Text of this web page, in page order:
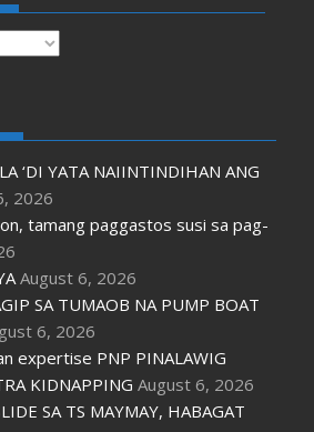
‘DI YATA NAIINTINDIHAN ANG
2026
tamang paggastos susi sa pag-
August 6, 2026
SA TUMAOB NA PUMP BOAT
6, 2026
expertise PNP PINALAWIG
KIDNAPPING August 6, 2026
SA TS MAYMAY, HABAGAT